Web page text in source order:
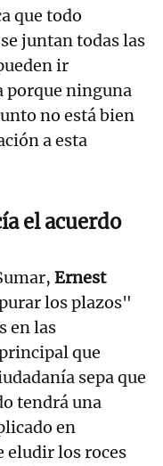
que todo
juntan todas las
ir
porque ninguna
no está bien
a esta
el acuerdo
Ernest
los plazos"
en las
que
sepa que
tendrá una
en
eludir los roces